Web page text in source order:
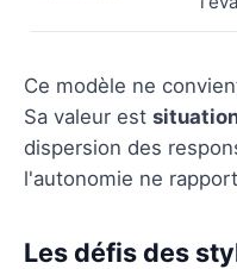
Ce modèle ne
Sa valeur est
dispersion des
l'autonomie ne
Les défis des